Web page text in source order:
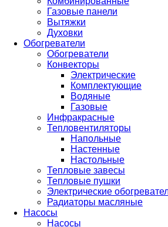
Газовые панели
Вытяжки
Духовки
Обогреватели
Обогреватели
Конвекторы
Электрические
Комплектующие
Водяные
Газовые
Инфракрасные
Тепловентиляторы
Напольные
Настенные
Настольные
Тепловые завесы
Тепловые пушки
Электрические
Радиаторы масляные
Насосы
Насосы